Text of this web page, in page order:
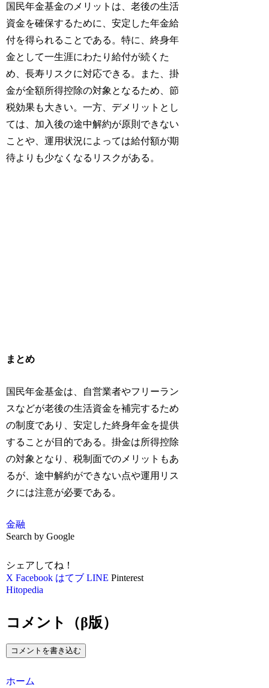
国民年金基金のメリットは、老後の生活
資金を確保するために、安定した年金給
付を得られることである。特に、終身年
金として一生涯にわたり給付が続くた
め、長寿リスクに対応できる。また、掛
金が全額所得控除の対象となるため、節
税効果も大きい。一方、デメリットとし
ては、加入後の途中解約が原則できない
ことや、運用状況によっては給付額が期
待よりも少なくなるリスクがある。
まとめ
国民年金基金は、自営業者やフリーラン
スなどが老後の生活資金を補完するため
の制度であり、安定した終身年金を提供
することが目的である。掛金は所得控除
の対象となり、税制面でのメリットもあ
るが、途中解約ができない点や運用リス
クには注意が必要である。
金融
Search by Google
シェアしてね！
X Facebook はてブ LINE Pinterest
Hitopedia
コメント（β版）
コメントを書き込む
ホーム